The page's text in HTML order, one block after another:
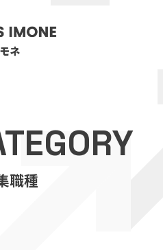
ステーション癒々
職種